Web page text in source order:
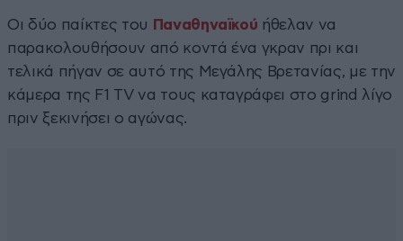
Οι δύο παίκτες του Παναθηναϊκού ήθελαν να
παρακολουθήσουν από κοντά ένα γκραν πρι και
τελικά πήγαν σε αυτό της Μεγάλης Βρετανίας, με την
κάμερα της F1 TV να τους καταγράφει στο grind λίγο
πριν ξεκινήσει ο αγώνας.